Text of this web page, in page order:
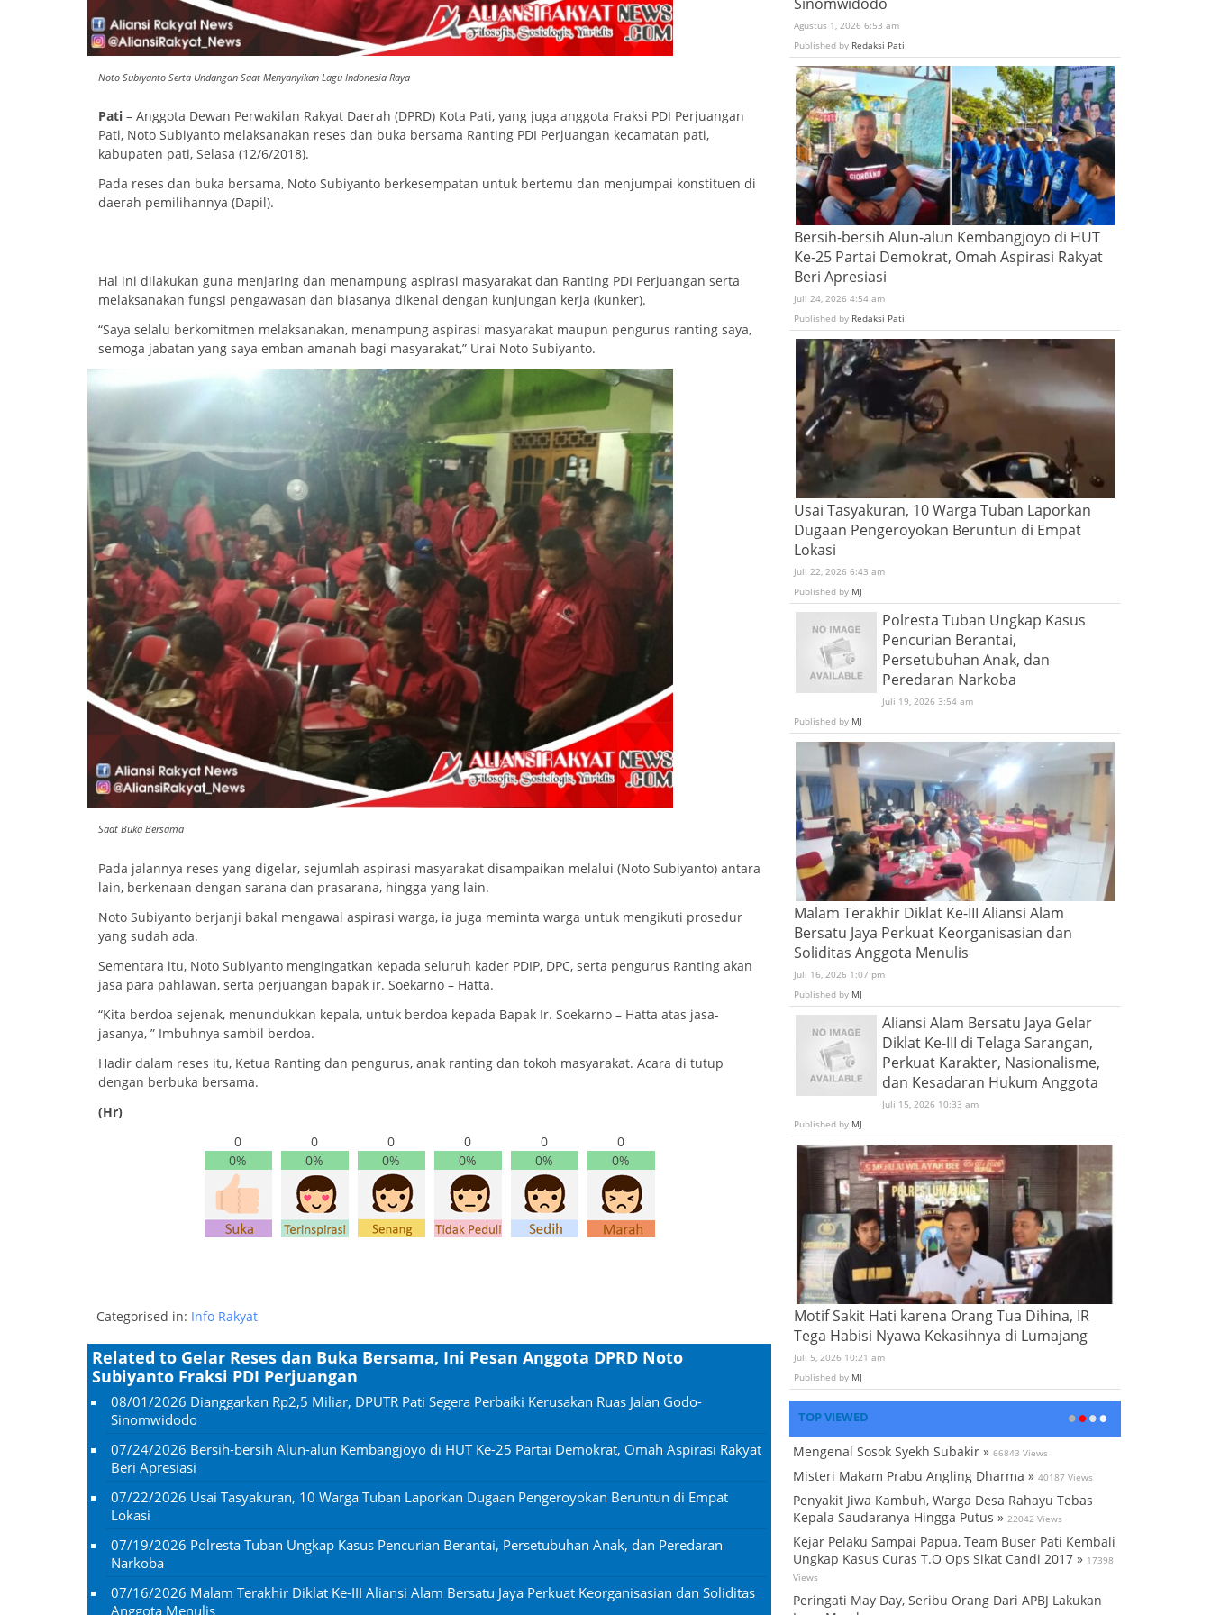
Noto Subiyanto Serta Undangan Saat Menyanyikan Lagu Indonesia Raya
Pati – Anggota Dewan Perwakilan Rakyat Daerah (DPRD) Kota Pati, yang juga anggota Fraksi PDI Perjuangan
Pati, Noto Subiyanto melaksanakan reses dan buka bersama Ranting PDI Perjuangan kecamatan pati,
kabupaten pati, Selasa (12/6/2018).
Pada reses dan buka bersama, Noto Subiyanto berkesempatan untuk bertemu dan menjumpai konstituen di
daerah pemilihannya (Dapil).
Hal ini dilakukan guna menjaring dan menampung aspirasi masyarakat dan Ranting PDI Perjuangan serta
melaksanakan fungsi pengawasan dan biasanya dikenal dengan kunjungan kerja (kunker).
“Saya selalu berkomitmen melaksanakan, menampung aspirasi masyarakat maupun pengurus ranting saya,
semoga jabatan yang saya emban amanah bagi masyarakat,” Urai Noto Subiyanto.
Saat Buka Bersama
Pada jalannya reses yang digelar, sejumlah aspirasi masyarakat disampaikan melalui (Noto Subiyanto) antara
lain, berkenaan dengan sarana dan prasarana, hingga yang lain.
Noto Subiyanto berjanji bakal mengawal aspirasi warga, ia juga meminta warga untuk mengikuti prosedur
yang sudah ada.
Sementara itu, Noto Subiyanto mengingatkan kepada seluruh kader PDIP, DPC, serta pengurus Ranting akan
jasa para pahlawan, serta perjuangan bapak ir. Soekarno – Hatta.
“Kita berdoa sejenak, menundukkan kepala, untuk berdoa kepada Bapak Ir. Soekarno – Hatta atas jasa-
jasanya, ” Imbuhnya sambil berdoa.
Hadir dalam reses itu, Ketua Ranting dan pengurus, anak ranting dan tokoh masyarakat. Acara di tutup
dengan berbuka bersama.
(Hr)
0
0%
0
0%
0
0%
0
0%
0
0%
0
0%
Categorised in: Info Rakyat
Related to Gelar Reses dan Buka Bersama, Ini Pesan Anggota DPRD Noto
Subiyanto Fraksi PDI Perjuangan
08/01/2026 Dianggarkan Rp2,5 Miliar, DPUTR Pati Segera Perbaiki Kerusakan Ruas Jalan Godo-
Sinomwidodo
07/24/2026 Bersih-bersih Alun-alun Kembangjoyo di HUT Ke-25 Partai Demokrat, Omah Aspirasi Rakyat
Beri Apresiasi
07/22/2026 Usai Tasyakuran, 10 Warga Tuban Laporkan Dugaan Pengeroyokan Beruntun di Empat
Lokasi
07/19/2026 Polresta Tuban Ungkap Kasus Pencurian Berantai, Persetubuhan Anak, dan Peredaran
Narkoba
07/16/2026 Malam Terakhir Diklat Ke-III Aliansi Alam Bersatu Jaya Perkuat Keorganisasian dan Soliditas
Anggota Menulis
Agustus 1, 2026 6:53 am
Published by Redaksi Pati
Bersih-bersih Alun-alun Kembangjoyo di HUT
Ke-25 Partai Demokrat, Omah Aspirasi Rakyat
Beri Apresiasi
Juli 24, 2026 4:54 am
Published by Redaksi Pati
Usai Tasyakuran, 10 Warga Tuban Laporkan
Dugaan Pengeroyokan Beruntun di Empat
Lokasi
Juli 22, 2026 6:43 am
Published by MJ
Polresta Tuban Ungkap Kasus
Pencurian Berantai,
Persetubuhan Anak, dan
Peredaran Narkoba
Juli 19, 2026 3:54 am
Published by MJ
Malam Terakhir Diklat Ke-III Aliansi Alam
Bersatu Jaya Perkuat Keorganisasian dan
Soliditas Anggota Menulis
Juli 16, 2026 1:07 pm
Published by MJ
Aliansi Alam Bersatu Jaya Gelar
Diklat Ke-III di Telaga Sarangan,
Perkuat Karakter, Nasionalisme,
dan Kesadaran Hukum Anggota
Juli 15, 2026 10:33 am
Published by MJ
Motif Sakit Hati karena Orang Tua Dihina, IR
Tega Habisi Nyawa Kekasihnya di Lumajang
Juli 5, 2026 10:21 am
Published by MJ
TOP VIEWED
Mengenal Sosok Syekh Subakir » 66843 Views
Misteri Makam Prabu Angling Dharma » 40187 Views
Penyakit Jiwa Kambuh, Warga Desa Rahayu Tebas
Kepala Saudaranya Hingga Putus » 22042 Views
Kejar Pelaku Sampai Papua, Team Buser Pati Kembali
Ungkap Kasus Curas T.O Ops Sikat Candi 2017 » 17398
Views
Peringati May Day, Seribu Orang Dari APBJ Lakukan